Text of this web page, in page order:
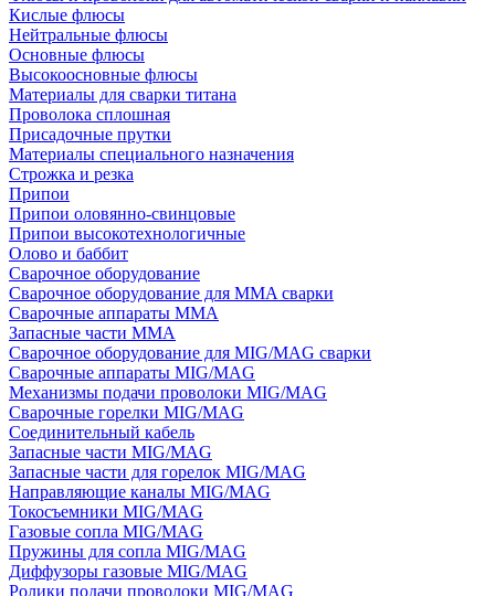
Кислые флюсы
Нейтральные флюсы
Основные флюсы
Высокоосновные флюсы
Материалы для сварки титана
Проволока сплошная
Присадочные прутки
Материалы специального назначения
Строжка и резка
Припои
Припои оловянно-свинцовые
Припои высокотехнологичные
Олово и баббит
Сварочное оборудование
Сварочное оборудование для MMA сварки
Сварочные аппараты MMA
Запасные части MMA
Сварочное оборудование для MIG/MAG сварки
Сварочные аппараты MIG/MAG
Механизмы подачи проволоки MIG/MAG
Сварочные горелки MIG/MAG
Соединительный кабель
Запасные части MIG/MAG
Запасные части для горелок MIG/MAG
Направляющие каналы MIG/MAG
Токосъемники MIG/MAG
Газовые сопла MIG/MAG
Пружины для сопла MIG/MAG
Диффузоры газовые MIG/MAG
Ролики подачи проволоки MIG/MAG